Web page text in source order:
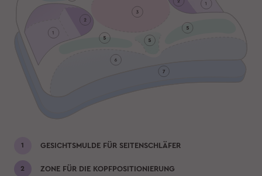
GESICHTSMULDE FÜR SEITENSCHLÄFER
ZONE FÜR DIE KOPFPOSITIONIERUNG